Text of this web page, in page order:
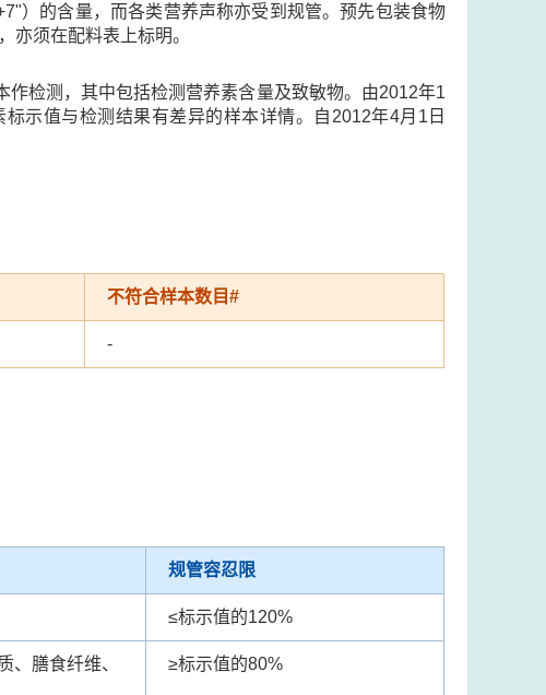
）的含量，而各类营养声称亦受到规管。预先包装食物
亦须在配料表上标明。
检测，其中包括检测营养素含量及致敏物。由2012年1
示值与检测结果有差异的样本详情。自2012年4月1日
不符合样本数目#
-
规管容忍限
≤标示值的120%
、膳食纤维、
≥标示值的80%